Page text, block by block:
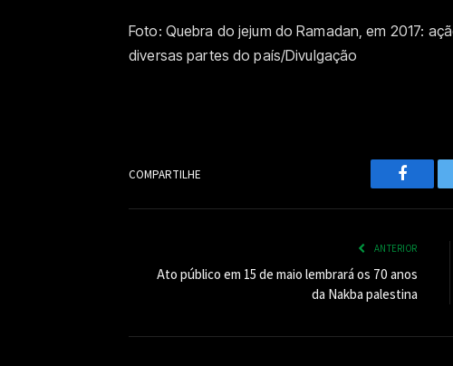
Foto: Quebra do jejum do Ramadan, em 2017:
diversas partes do país/Divulgação
COMPARTILHE
ANTERIOR
Ato público em 15 de maio lembrará os 70 anos
da Nakba palestina